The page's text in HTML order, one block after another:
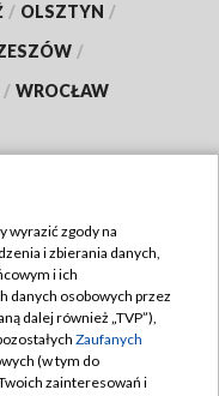
/ OLSZTYN /
/
/ WROCŁAW
wyrazić zgody na
i zbierania danych,
i ich
danych osobowych przez
dalej również „TVP”),
Zaufanych
(w tym do
zainteresowań i